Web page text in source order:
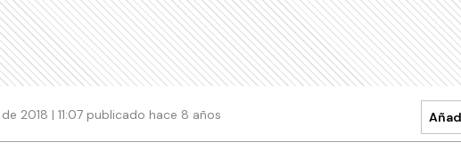
2018 | 11:07 publicado hace 8 años